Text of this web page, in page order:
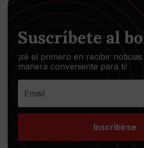
Suscríbete al
¡sé el primero en recibir
manera conveniente para ti!
Inscribirse